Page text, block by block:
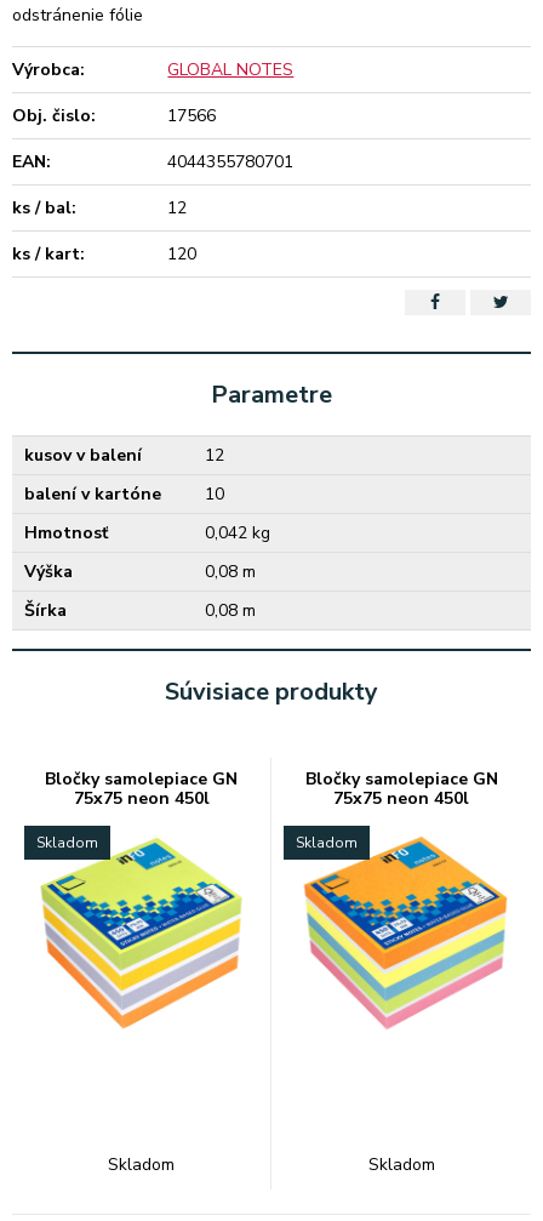
odstránenie fólie
Výrobca:
GLOBAL NOTES
Obj. čislo:
17566
EAN:
4044355780701
ks / bal:
12
ks / kart:
120
Parametre
kusov v balení
12
balení v kartóne
10
Hmotnosť
0,042 kg
Výška
0,08 m
Šírka
0,08 m
Súvisiace produkty
Bločky samolepiace GN
75x75 neon 450l
Skladom
Skladom
Bločky samolepiace GN
75x75 neon 450l
Skladom
Skladom